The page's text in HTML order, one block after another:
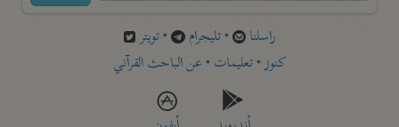
راسلنا •تليجرام •تويتر
كنوز•تعليمات •عن الباحث القرآني